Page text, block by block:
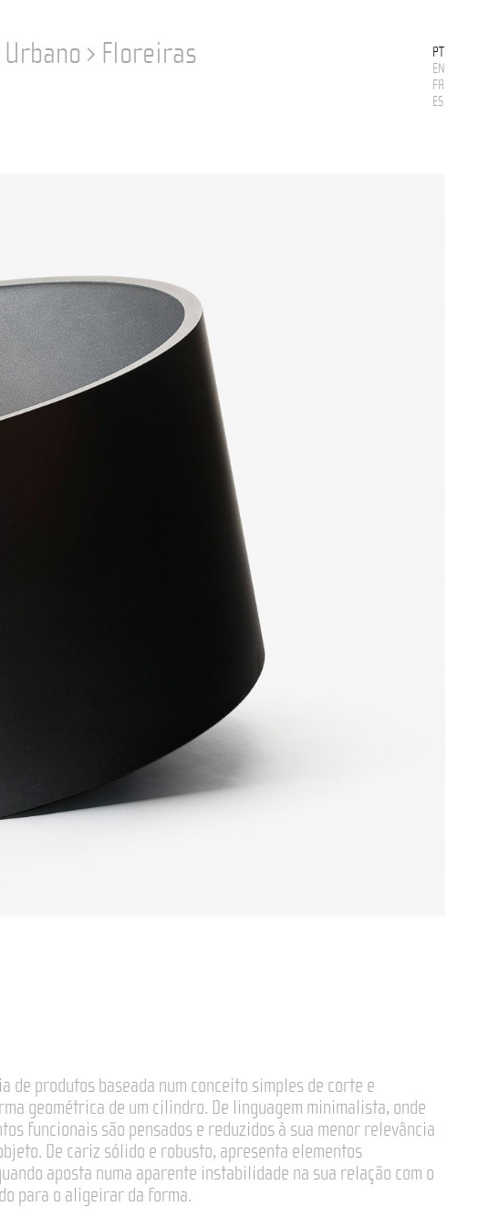
› Floreiras
PT
EN
FR
ES
de produtos baseada num conceito simples de corte e
geométrica de um cilindro. De linguagem minimalista, onde
funcionais são pensados e reduzidos à sua menor relevância
De cariz sólido e robusto, apresenta elementos
aposta numa aparente instabilidade na sua relação com o
para o aligeirar da forma.